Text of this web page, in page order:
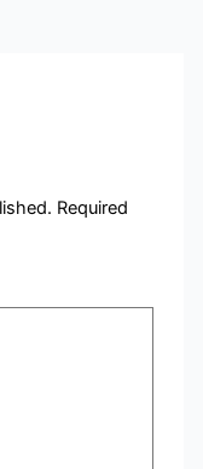
Required